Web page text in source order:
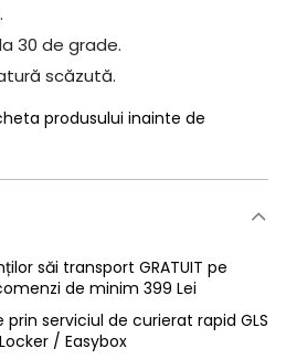
30 de grade.
scăzută.
produsului inainte de
săi transport GRATUIT pe
de minim 399 Lei
serviciul de curierat rapid GLS
/ Easybox